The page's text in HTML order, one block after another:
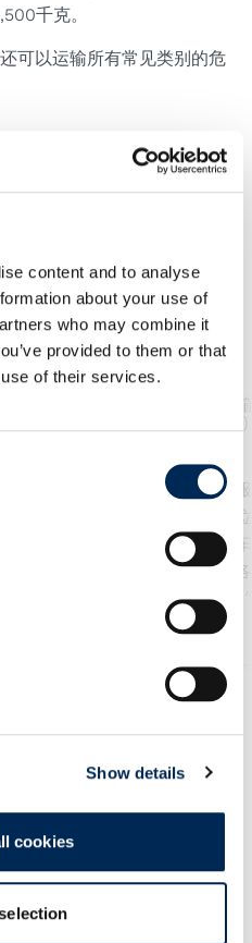
content and to analyse
about your use of
who may combine it
provided to them or that
of their services.
Show details
cookies
千克。
可以运输所有常见类别的危
务
）
息
陆路运输 - 拼
（LTL
通过我们的拼箱
支付您所需的货
了定期的货车发
欧洲中心设置了
仓库，构建了
络。
们！